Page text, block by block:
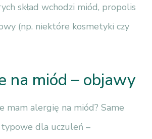
skład wchodzi miód, propolis
(np. niektóre kosmetyki czy
na miód – objawy
mam alergię na miód? Same
dla uczuleń –